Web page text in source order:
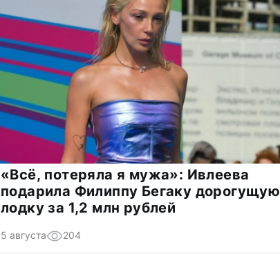
«Всё, потеряла я мужа»: Ивлеева
подарила Филиппу Бегаку дорогущую
лодку за 1,2 млн рублей
5 августа 204